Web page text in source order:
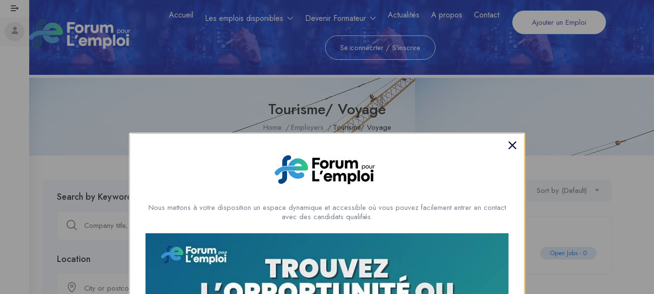
Accueil Les emplois disponibles Devenir Formateur Actualités A propos Contact
Ajouter un Emploi
Se connecrter / S'inscrire
Tourisme/ Voyage
Home Employers Tourisme/ Voyage
Search by Keywords
Location
City or postcode
Sort by (Default)
Emirat Business Center
Open Jobs - 0
Nous mettons à votre disposition un espace dynamique et accessible où vous pouvez facilement entrer en contact
avec des candidats qualifiés.